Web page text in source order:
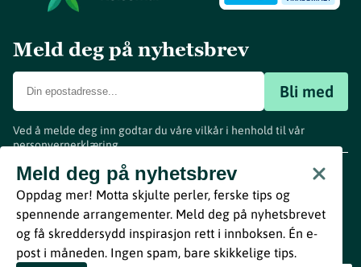
Meld deg på nyhetsbrev
Bli med
Ved å melde deg inn godtar du våre vilkår i henhold til vår
personvernerklæring.
Meld deg på nyhetsbrev
Oppdag mer! Motta skjulte perler, ferske tips og
spennende arrangementer. Meld deg på nyhetsbrevet
og få skreddersydd inspirasjon rett i innboksen. Én e-
post i måneden. Ingen spam, bare skikkelige tips.
www.visitvestfold.com
Turistinformasjon
Vestfold Fylkeskommune
ByBreakfast